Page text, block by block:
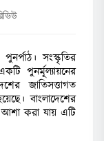
সংস্কৃতির
পুনর্মূল্যায়নের
জাতিসত্তাগত
বাংলাদেশের
করা যায় এটি